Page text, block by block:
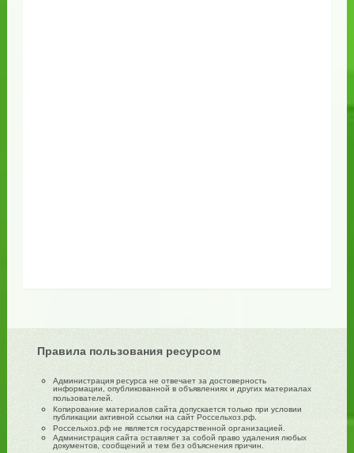
Правила пользования ресурсом
Администрация ресурса не отвечает за достоверность
информации, опубликованной в объявлениях и других материалах
пользователей.
Копирование материалов сайта допускается только при условии
публикации активной ссылки на сайт Россельхоз.рф.
Россельхоз.рф не является государственной организацией.
Администрация сайта оставляет за собой право удаления любых
документов, сообщений и тем без объяснения причин.